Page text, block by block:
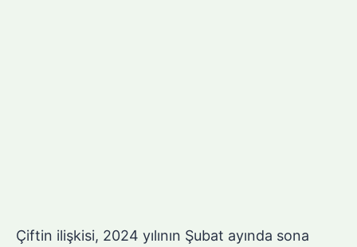
Çiftin ilişkisi, 2024 yılının Şubat ayında sona